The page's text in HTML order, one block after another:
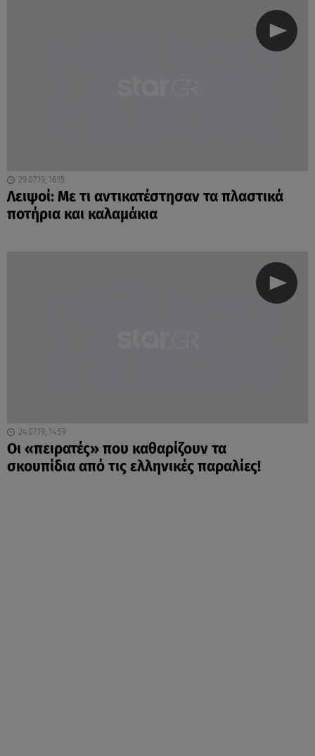
29.07.19, 16:15
Λειψοί: Με τι αντικατέστησαν τα πλαστικά
ποτήρια και καλαμάκια
24.07.19, 14:59
Οι «πειρατές» που καθαρίζουν τα
σκουπίδια από τις ελληνικές παραλίες!